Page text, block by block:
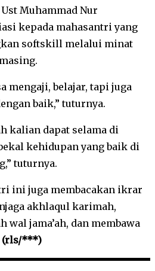
Muhammad Nur
kepada mahasantri yang
softskill melalui minat
mengaji, belajar, tapi juga
baik,” tuturnya.
kalian dapat selama di
kehidupan yang baik di
tuturnya.
ini juga membacakan ikrar
akhlaqul karimah,
wal jama’ah, dan membawa
(rls/***)